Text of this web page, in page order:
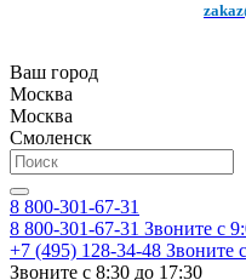
Ваш город
Москва
Москва
Смоленск
8 800-301-67-31
8 800-301-67-31 Звоните с
+7 (495) 128-34-48 Звоните
Звоните с 8:30 до 17:30